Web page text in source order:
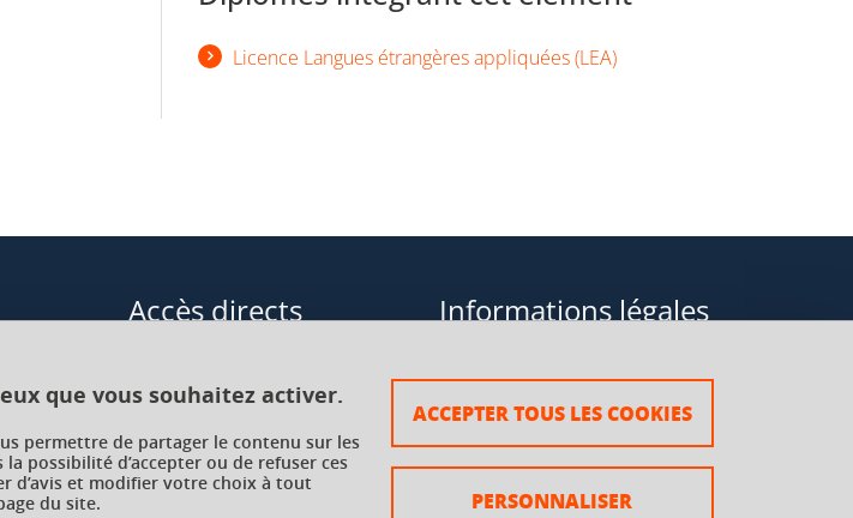
que vous souhaitez activer.
permettre de partager le contenu sur les
possibilité d’accepter ou de refuser ces
d’avis et modifier votre choix à tout
du site.
ACCEPTER TOUS LES COOKIES
PERSONNALISER
Licence Langues étrangères appliquées (LEA)
écoles,
Accès directs
Enseignements transversaux à
choix (ETC)
Informations légales
Plan du site
Mentions légales
Crédits